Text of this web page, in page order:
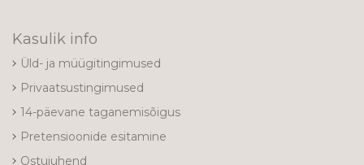
Kasulik info
Üld- ja müügitingimused
Privaatsustingimused
14-päevane taganemisõigus
Pretensioonide esitamine
Ostujuhend